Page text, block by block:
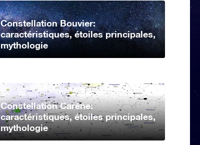
Constellation Bouvier:
caractéristiques, étoiles principales,
mythologie
Constellation Carène:
caractéristiques, étoiles principales,
mythologie